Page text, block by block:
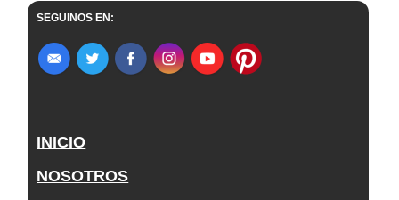
SEGUINOS EN:
INICIO
NOSOTROS